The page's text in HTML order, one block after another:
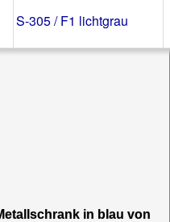
S-305 / F1 lichtgrau
in blau von